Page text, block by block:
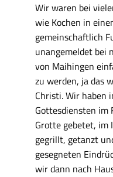
Wir waren bei
wie Kochen in
gemeinschaftlich
unangemeldet bei
von Maihingen
zu werden, ja das
Christi. Wir haben
Gottesdiensten im
Grotte gebetet, im
gegrillt, getanzt
gesegneten
wir dann nach